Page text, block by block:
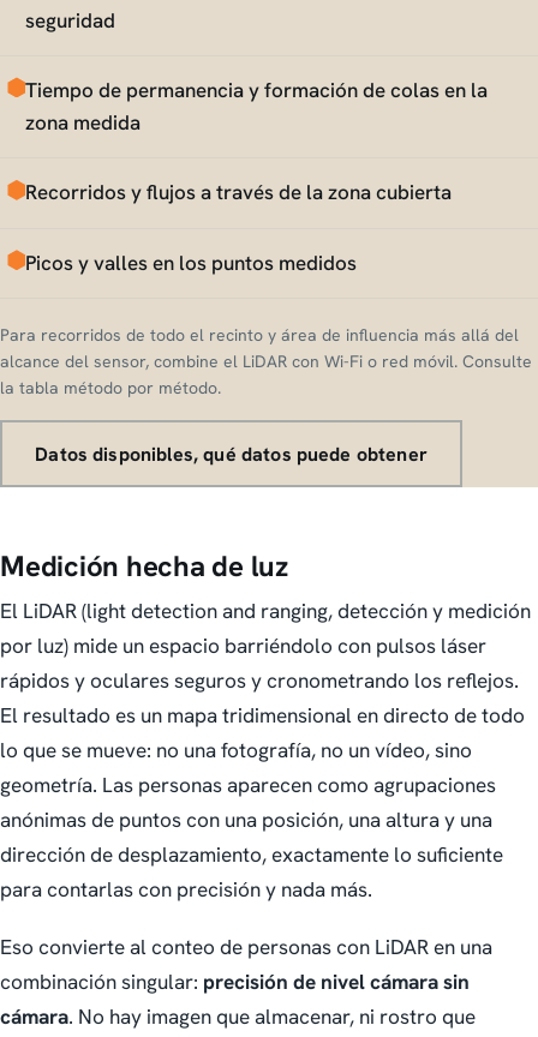
seguridad
Tiempo de permanencia y formación de colas en la
zona medida
Recorridos y flujos a través de la zona cubierta
Picos y valles en los puntos medidos
Para recorridos de todo el recinto y área de influencia más allá del
alcance del sensor, combine el LiDAR con Wi-Fi o red móvil. Consulte
la tabla método por método.
Datos disponibles, qué datos puede obtener
Medición hecha de luz
El LiDAR (light detection and ranging, detección y medición
por luz) mide un espacio barriéndolo con pulsos láser
rápidos y oculares seguros y cronometrando los reflejos.
El resultado es un mapa tridimensional en directo de todo
lo que se mueve: no una fotografía, no un vídeo, sino
geometría. Las personas aparecen como agrupaciones
anónimas de puntos con una posición, una altura y una
dirección de desplazamiento, exactamente lo suficiente
para contarlas con precisión y nada más.
Eso convierte al conteo de personas con LiDAR en una
combinación singular: precisión de nivel cámara sin
cámara. No hay imagen que almacenar, ni rostro que